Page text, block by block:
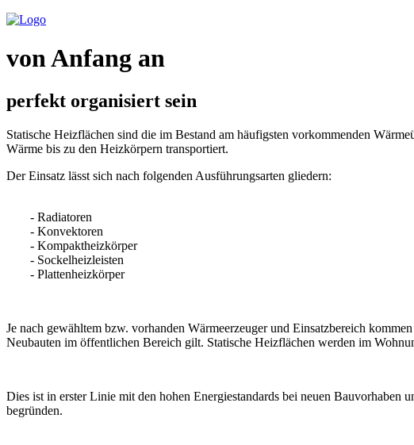
von Anfang an
perfekt organisiert sein
Statische Heizflächen sind die im Bestand am häufigsten vorkommenden
Wärme bis zu den Heizkörpern transportiert.
Der Einsatz lässt sich nach folgenden Ausführungsarten gliedern:
- Radiatoren
- Konvektoren
- Kompaktheizkörper
- Sockelheizleisten
- Plattenheizkörper
Je nach gewähltem bzw. vorhanden Wärmeerzeuger und Einsatzbereich
Neubauten im öffentlichen Bereich gilt. Statische Heizflächen werden im
Dies ist in erster Linie mit den hohen Energiestandards bei neuen
begründen.